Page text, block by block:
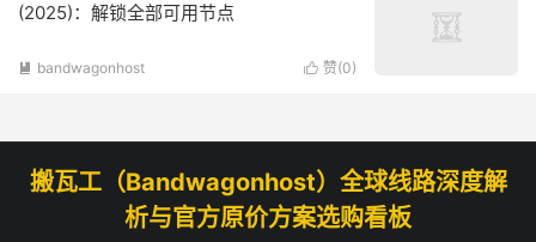
(2025)：解锁全部可用节点
 赞(0)
 bandwagonhost
搬瓦工（Bandwagonhost）全球线路深度解
析与官方原价方案选购看板